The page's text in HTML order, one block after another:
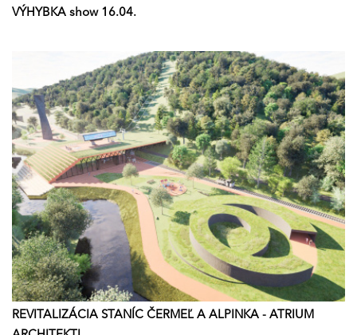
VÝHYBKA show 16.04.
REVITALIZÁCIA STANÍC ČERMEĽ A ALPINKA - ATRIUM